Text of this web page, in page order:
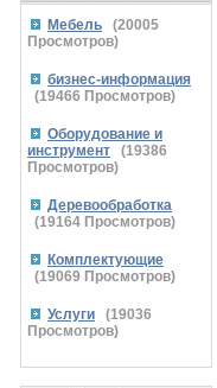
Мебель (20005
Просмотров)
бизнес-информация
(19466 Просмотров)
Оборудование и
инструмент
(19386
Просмотров)
Деревообработка
(19164 Просмотров)
Комплектующие
(19069 Просмотров)
Услуги (19036
Просмотров)